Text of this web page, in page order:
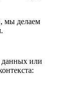
мы делаем
данных или